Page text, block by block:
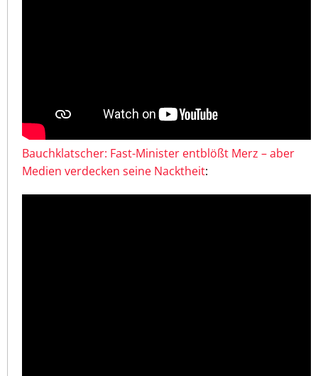
Bauchklatscher: Fast-Minister entblößt Merz – aber
Medien verdecken seine Nacktheit: